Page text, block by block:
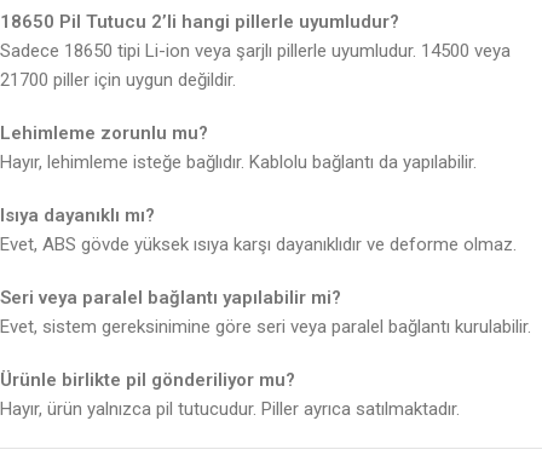
18650 Pil Tutucu 2’li hangi pillerle uyumludur?
Sadece 18650 tipi Li-ion veya şarjlı pillerle uyumludur. 14500 veya
21700 piller için uygun değildir.
Lehimleme zorunlu mu?
Hayır, lehimleme isteğe bağlıdır. Kablolu bağlantı da yapılabilir.
Isıya dayanıklı mı?
Evet, ABS gövde yüksek ısıya karşı dayanıklıdır ve deforme olmaz.
Seri veya paralel bağlantı yapılabilir mi?
Evet, sistem gereksinimine göre seri veya paralel bağlantı kurulabilir.
Ürünle birlikte pil gönderiliyor mu?
Hayır, ürün yalnızca pil tutucudur. Piller ayrıca satılmaktadır.